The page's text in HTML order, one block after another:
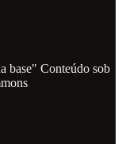
base" Conteúdo sob